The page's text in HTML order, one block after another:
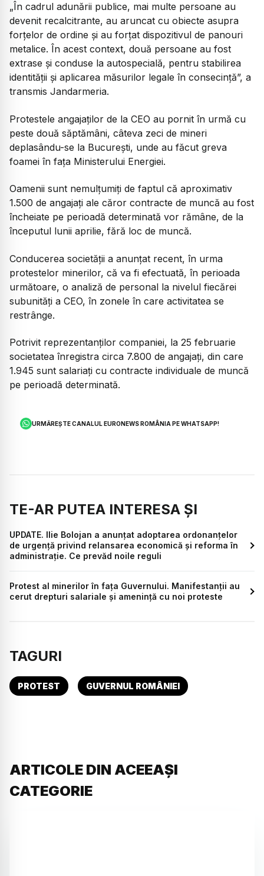
„În cadrul adunării publice, mai multe persoane au
devenit recalcitrante, au aruncat cu obiecte asupra
forțelor de ordine și au forțat dispozitivul de panouri
metalice. În acest context, două persoane au fost
extrase și conduse la autospecială, pentru stabilirea
identității și aplicarea măsurilor legale în consecință”, a
transmis Jandarmeria.
Protestele angajaților de la CEO au pornit în urmă cu
peste două săptămâni, câteva zeci de mineri
deplasându-se la București, unde au făcut greva
foamei în fața Ministerului Energiei.
Oamenii sunt nemulțumiți de faptul că aproximativ
1.500 de angajați ale căror contracte de muncă au fost
încheiate pe perioadă determinată vor rămâne, de la
începutul lunii aprilie, fără loc de muncă.
Conducerea societății a anunțat recent, în urma
protestelor minerilor, că va fi efectuată, în perioada
următoare, o analiză de personal la nivelul fiecărei
subunități a CEO, în zonele în care activitatea se
restrânge.
Potrivit reprezentanților companiei, la 25 februarie
societatea înregistra circa 7.800 de angajați, din care
1.945 sunt salariați cu contracte individuale de muncă
pe perioadă determinată.
URMĂREȘTE CANALUL EURONEWS ROMÂNIA PE WHATSAPP!
TE-AR PUTEA INTERESA ȘI
UPDATE. Ilie Bolojan a anunțat adoptarea ordonanțelor
de urgență privind relansarea economică și reforma în
administrație. Ce prevăd noile reguli
Protest al minerilor în fața Guvernului. Manifestanții au
cerut drepturi salariale și amenință cu noi proteste
TAGURI
PROTEST GUVERNUL ROMÂNIEI
ARTICOLE DIN ACEEAȘI
CATEGORIE